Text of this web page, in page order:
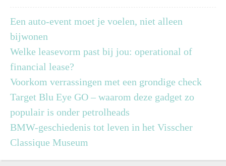
Een auto-event moet je voelen, niet alleen
bijwonen
Welke leasevorm past bij jou: operational of
financial lease?
Voorkom verrassingen met een grondige check
Target Blu Eye GO – waarom deze gadget zo
populair is onder petrolheads
BMW-geschiedenis tot leven in het Visscher
Classique Museum